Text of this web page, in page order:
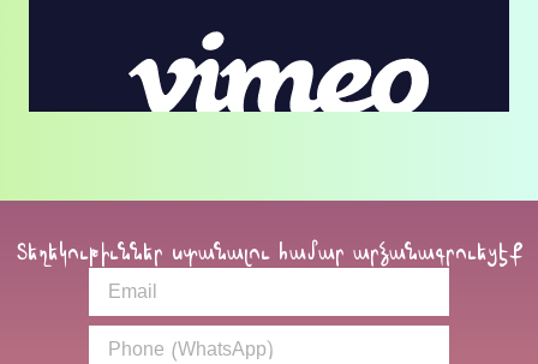
Տեղեկութիւններ ստանալու համար արձանագրուեցէք